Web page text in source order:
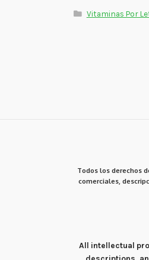
Vitaminas Por
Todos los derechos
comerciales,
All intellectual
descriptions,